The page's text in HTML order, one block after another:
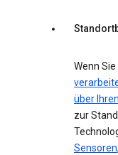
Wenn
über
zur
Sensoren